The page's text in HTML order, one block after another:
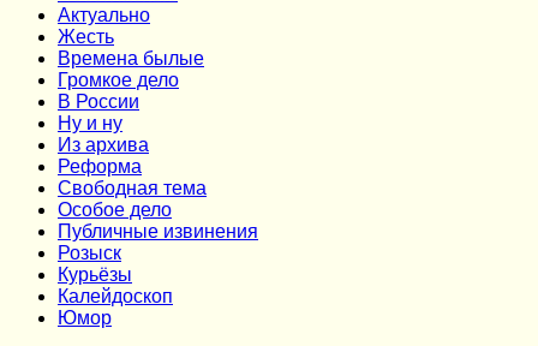
Актуально
Жесть
Времена былые
Громкое дело
В России
Ну и ну
Из архива
Реформа
Cвободная тема
Особое дело
Публичные извинения
Розыск
Курьёзы
Калейдоскоп
Юмор